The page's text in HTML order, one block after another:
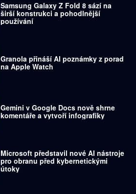
Samsung Galaxy Z Fold 8 sází na
širší konstrukci a pohodlnější
používání
Granola přináší AI poznámky z porad
na Apple Watch
Gemini v Google Docs nově shrne
komentáře a vytvoří infografiky
Microsoft představil nové AI nástroje
pro obranu před kybernetickými
útoky